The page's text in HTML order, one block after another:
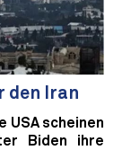
den Iran
USA scheinen
Biden ihre